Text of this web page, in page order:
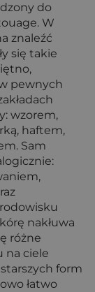
do
W
znaleźć
się takie
pewnych
wzorem,
haftem,
Sam
nakłuwa
różne
na ciele
form
łatwo